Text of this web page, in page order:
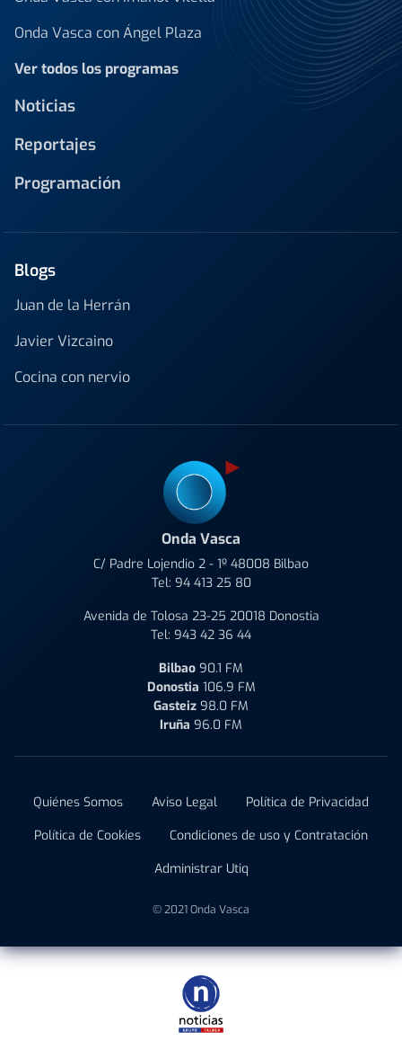
Onda Vasca con Ángel Plaza
Ver todos los programas
Noticias
Reportajes
Programación
Blogs
Juan de la Herrán
Javier Vizcaino
Cocina con nervio
Onda Vasca
C/ Padre Lojendio 2 - 1º 48008 Bilbao
Tel: 94 413 25 80
Avenida de Tolosa 23-25 20018 Donostia
Tel: 943 42 36 44
Bilbao 90.1 FM
Donostia 106.9 FM
Gasteiz 98.0 FM
Iruña 96.0 FM
Quiénes Somos Aviso Legal
Política de Privacidad
Política de Cookies
Condiciones de uso y Contratación
Administrar Utiq
© 2021 Onda Vasca